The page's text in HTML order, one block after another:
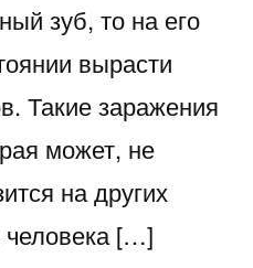
зуб, то на его
вырасти
Такие заражения
может, не
на других
человека […]